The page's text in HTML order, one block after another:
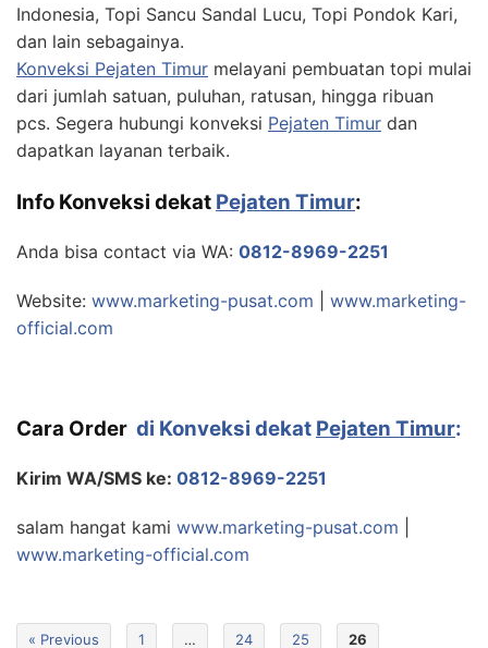
Indonesia, Topi Sancu Sandal Lucu, Topi Pondok Kari,
dan lain sebagainya.
Konveksi Pejaten Timur melayani pembuatan topi mulai
dari jumlah satuan, puluhan, ratusan, hingga ribuan
pcs. Segera hubungi konveksi Pejaten Timur dan
dapatkan layanan terbaik.
Info Konveksi dekat Pejaten Timur:
Anda bisa contact via WA: 0812-8969-2251
Website: www.marketing-pusat.com
www.marketing-
official.com
Cara Order di Konveksi dekat Pejaten Timur:
Kirim WA/SMS ke: 0812-8969-2251
salam hangat kami www.marketing-pusat.com
www.marketing-official.com
« Previous 1 … 24 25 26